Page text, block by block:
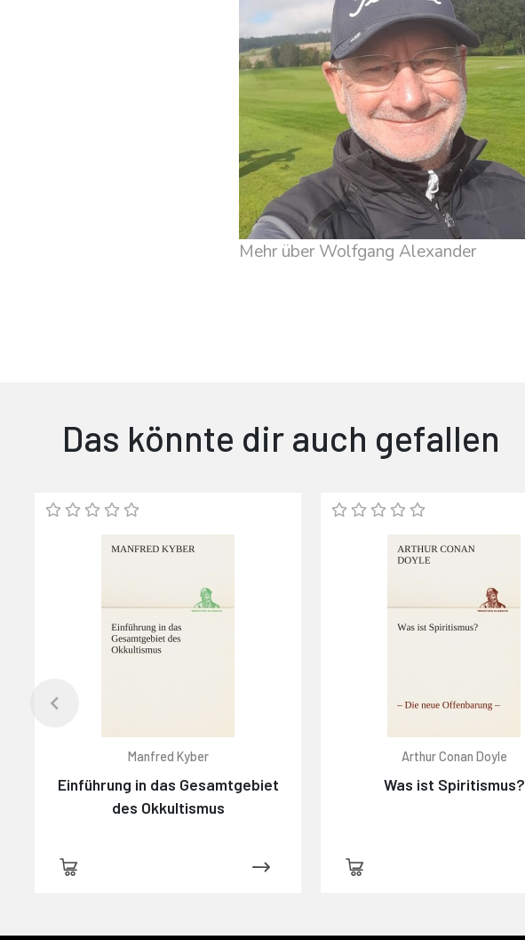
Mehr über Wolfgang Alexander
Das könnte dir auch gefallen
Manfred Kyber
Einführung in das Gesamtgebiet
des Okkultismus
Arthur Conan Doyle
Was ist Spiritismus?